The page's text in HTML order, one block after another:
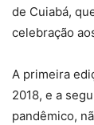
de Cuiabá,
celebração
A primeira
2018, e a
pandêmico,